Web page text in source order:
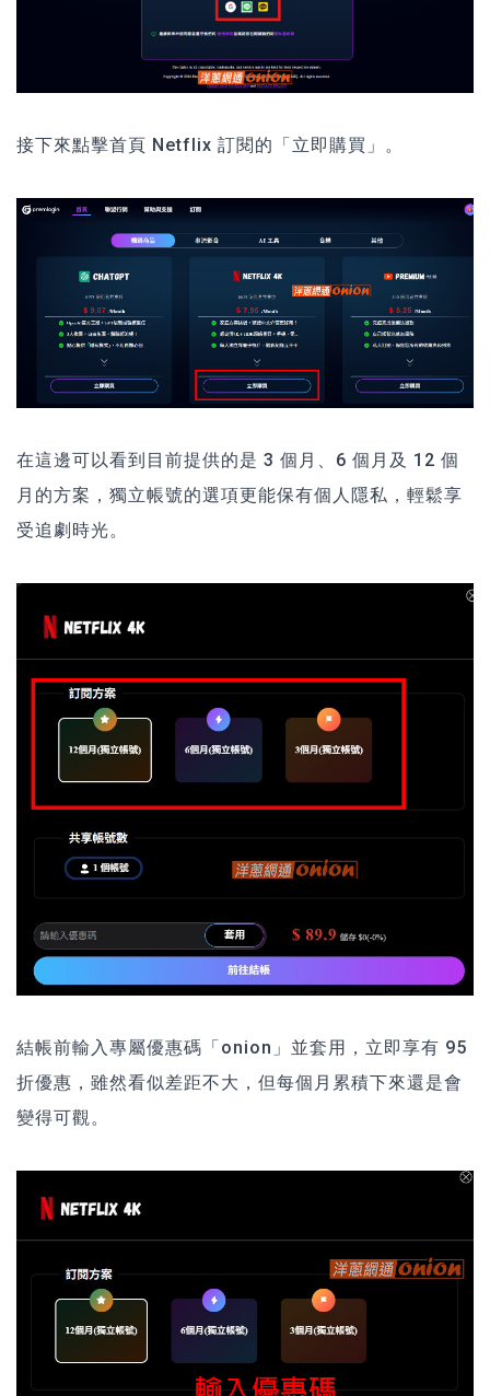
接下來點擊首頁 Netflix 訂閱的「立即購買」。
在這邊可以看到目前提供的是 3 個月、6 個月及 12 個
月的方案，獨立帳號的選項更能保有個人隱私，輕鬆享
受追劇時光。
結帳前輸入專屬優惠碼「onion」並套用，立即享有 95
折優惠，雖然看似差距不大，但每個月累積下來還是會
變得可觀。